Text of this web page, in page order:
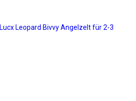
Lucx Leopard Bivvy Angelzelt für 2-3